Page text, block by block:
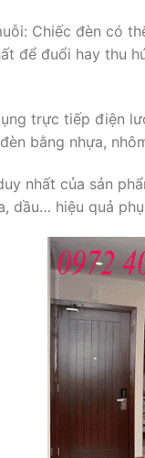
Chiếc đèn có
để đuổi hay thu
trực tiếp điện
bằng nhựa,
nhất của sản
dầu… hiệu quả